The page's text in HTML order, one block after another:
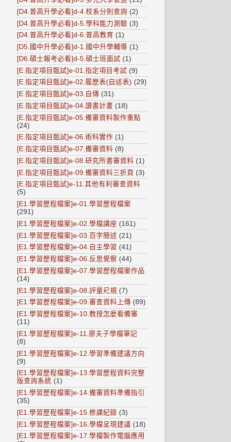
[D4.普高升學必看]d-4.校系分則查詢 (2)
[D4.普高升學必看]d-5.學科能力測驗 (3)
[D4.普高升學必看]d-6.普高教育 (1)
[D5.國中升學必看]d-1.國中升學輔導 (1)
[D6.碩士報考必看]d-5.碩士班面試 (1)
[E.指定項目甄試]e-01.指定項目考試 (9)
[E.指定項目甄試]e-02.履歷表(自述表) (29)
[E.指定項目甄試]e-03.自傳 (31)
[E.指定項目甄試]e-04.讀書計畫 (18)
[E.指定項目甄試]e-05.備審資料製作重點
(24)
[E.指定項目甄試]e-06.術科實作 (1)
[E.指定項目甄試]e-07.備審資料 (8)
[E.指定項目甄試]e-08.研究所書審資料 (1)
[E.指定項目甄試]e-09.備審資料三折頁 (3)
[E.指定項目甄試]e-11.其他有利審查資料
(5)
[E1.學習歷程檔案]e-01.學習歷程檔案
(291)
[E1.學習歷程檔案]e-02.學檔講座 (161)
[E1.學習歷程檔案]e-03.百字簡述 (21)
[E1.學習歷程檔案]e-04.自主學習 (41)
[E1.學習歷程檔案]e-06.反思覺察 (44)
[E1.學習歷程檔案]e-07.學習歷程檔案作品
(14)
[E1.學習歷程檔案]e-08.評量尺規 (7)
[E1.學習歷程檔案]e-09.審查資料上傳 (89)
[E1.學習歷程檔案]e-10.教授怎麼看備審
(11)
[E1.學習歷程檔案]e-11.廖夫子學檔筆記
(8)
[E1.學習歷程檔案]e-12.學習準備建議方向
(9)
[E1.學習歷程檔案]e-13.學習歷程資料完整
版查詢系統 (1)
[E1.學習歷程檔案]e-14.備審資料準備指引
(35)
[E1.學習歷程檔案]e-15.修課紀錄 (3)
[E1.學習歷程檔案]e-16.學檔呈現建議 (18)
[E1.學習歷程檔案]e-17.學檔製作電腦應用